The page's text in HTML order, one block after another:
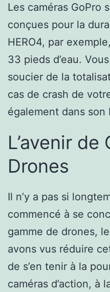
Les caméras GoPro
conçues pour la
HERO4, par
33 pieds d’eau.
soucier de la
cas de crash de
également dans son
L’avenir
Drones
Il n’y a pas si
commencé à se
gamme de drones,
avons vus réduire
de s’en tenir à la
caméras d’action, à